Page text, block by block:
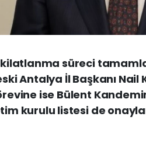
süreci
Antalya İl Başkanı Nail
ise Bülent
kurulu listesi de